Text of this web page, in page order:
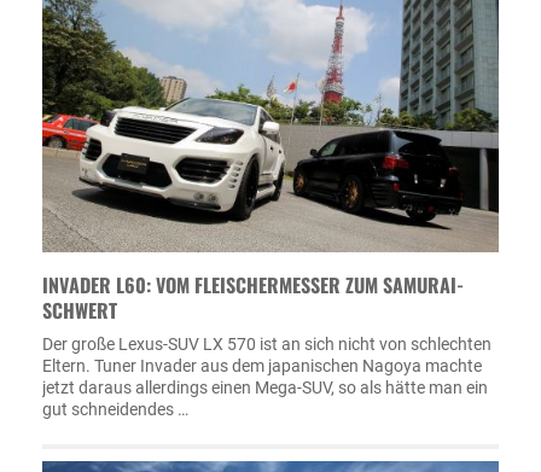
INVADER L60: VOM FLEISCHERMESSER ZUM SAMURAI-
SCHWERT
Der große Lexus-SUV LX 570 ist an sich nicht von schlechten
Eltern. Tuner Invader aus dem japanischen Nagoya machte
jetzt daraus allerdings einen Mega-SUV, so als hätte man ein
gut schneidendes …